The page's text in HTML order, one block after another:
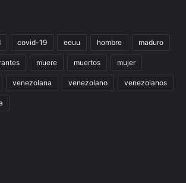
covid-19 eeuu hombre maduro
muere muertos mujer
venezolana venezolano venezolanos